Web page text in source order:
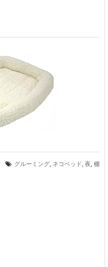
グルーミング, ネコベッド,夜,棚